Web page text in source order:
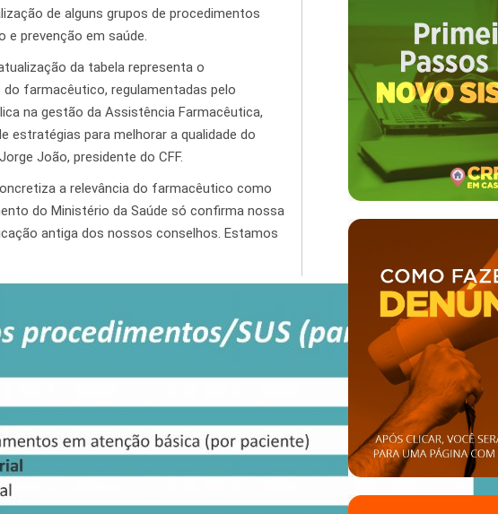
de alguns grupos de procedimentos
e prevenção em saúde.
da tabela representa o
farmacêutico, regulamentadas pelo
na gestão da Assistência Farmacêutica,
estratégias para melhorar a qualidade do
João, presidente do CFF.
a relevância do farmacêutico como
do Ministério da Saúde só confirma nossa
antiga dos nossos conselhos. Estamos